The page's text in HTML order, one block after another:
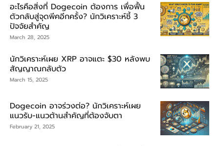
อะไรคือสิ่งที่ Dogecoin ต้องการ เพื่อฟื้น
ตัวกลับสู่จุดพีคอีกครั้ง? นักวิเคราะห์ชี้ 3
ปัจจัยสำคัญ
March 28, 2025
นักวิเคราะห์เผย XRP อาจแตะ $30 หลังพบ
สัญญาณกลับตัว
March 15, 2025
Dogecoin อาจร่วงต่อ? นักวิเคราะห์เผย
แนวรับ-แนวต้านสำคัญที่ต้องจับตา
February 21, 2025